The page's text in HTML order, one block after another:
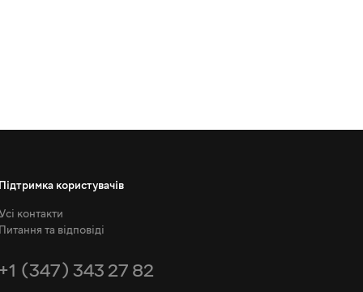
Підтримка користувачів
контакти
Питання та відповіді
+1 (347) 343 27 82